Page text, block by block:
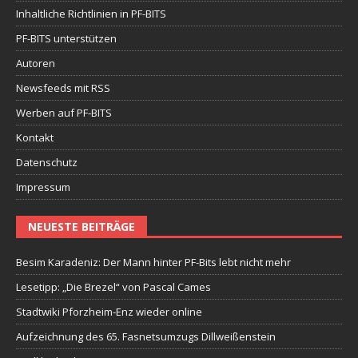
Inhaltliche Richtlinien in PF-BITS
PF-BITS unterstützen
Autoren
Newsfeeds mit RSS
Werben auf PF-BITS
Kontakt
Datenschutz
Impressum
NEUESTE BEITRÄGE
Besim Karadeniz: Der Mann hinter PF-Bits lebt nicht mehr
Lesetipp: „Die Brezel“ von Pascal Cames
Stadtwiki Pforzheim-Enz wieder online
Aufzeichnung des 65. Fasnetsumzugs Dillweißenstein